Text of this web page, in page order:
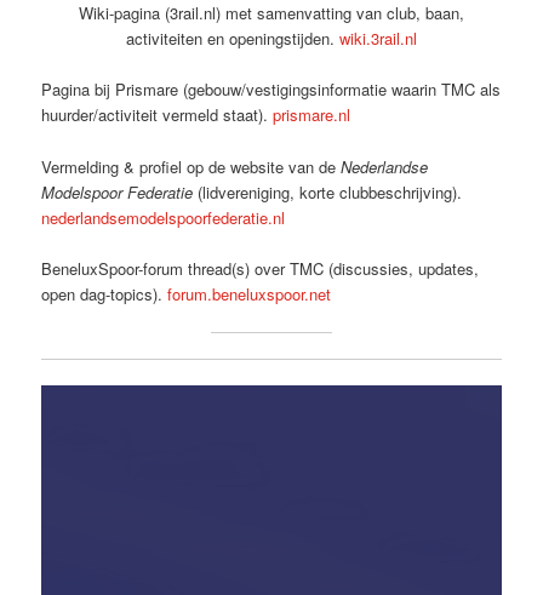
Wiki-pagina (3rail.nl) met samenvatting van club, baan,
activiteiten en openingstijden. wiki.3rail.nl
Pagina bij Prismare (gebouw/vestigingsinformatie waarin TMC als
huurder/activiteit vermeld staat).prismare.nl
Vermelding & profiel op de website van deNederlandse
Modelspoor Federatie (lidvereniging, korte clubbeschrijving).
nederlandsemodelspoorfederatie.nl
BeneluxSpoor-forum thread(s) over TMC (discussies, updates,
open dag-topics).forum.beneluxspoor.net